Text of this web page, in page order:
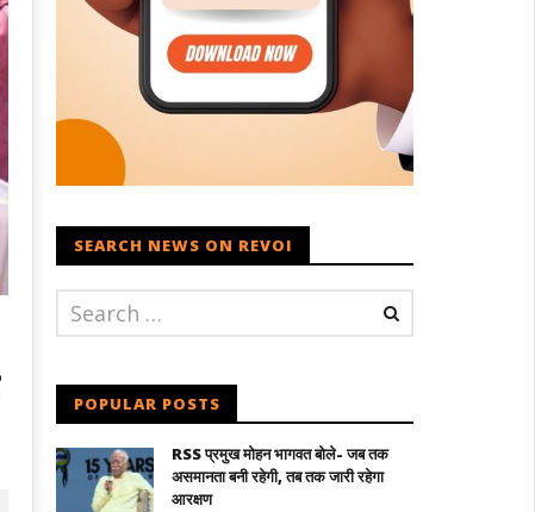
SEARCH NEWS ON REVOI
POPULAR POSTS
RSS प्रमुख मोहन भागवत बोले- जब तक
असमानता बनी रहेगी, तब तक जारी रहेगा
आरक्षण